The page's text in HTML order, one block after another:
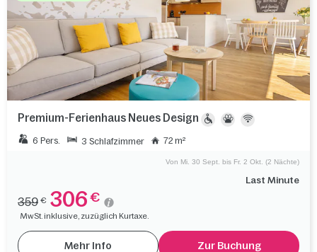
Premium-Ferienhaus Neues Design
6 Pers. 3 Schlafzimmer 72 m²
Last Minute
Von Mi. 30 Sept. bis Fr. 2 Okt. (2 Nächte)
359 € 306 €
MwSt. inklusive, zuzüglich Kurtaxe.
Mehr Info Zur Buchung